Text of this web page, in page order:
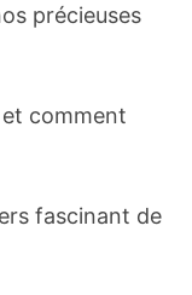
précieuses
comment
fascinant de